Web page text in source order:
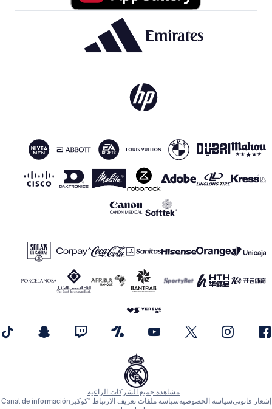
مشاهدة جميع الشركات الراعية
إشعار قانونيسياسة الخصوصيةسياسة ملفات تعريف الارتباط "كوكيز Canal de información